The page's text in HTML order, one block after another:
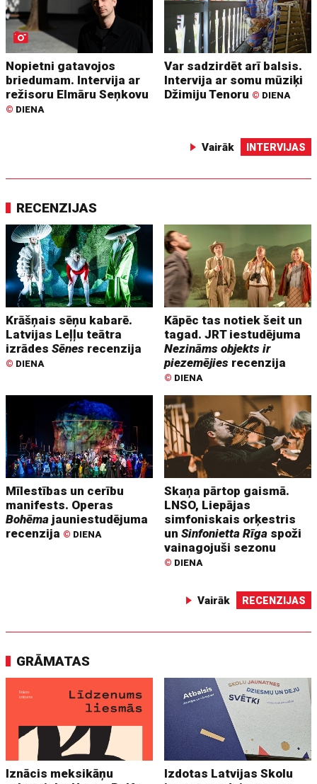
Nopietni gatavojos
briedumam. Intervija ar
režisoru Elmāru Seņkovu
© DIENA
Var sadzirdēt arī balsis.
Intervija ar somu mūziķi
Džimiju Tenoru © DIENA
Vairāk INTERVIJAS
RECENZIJAS
Krāšņais sēņu kabarē.
Latvijas Leļļu teātra
izrādesSēnes recenzija
© DIENA
Kāpēc tas notiek šeit un
tagad. JRT iestudējuma
Nezināms objekts ir
piezemējies recenzija
© DIENA
Mīlestības un cerību
manifests. Operas
Bohēma jauniestudējuma
recenzija © DIENA
Skaņa pārtop gaismā.
LNSO, Liepājas
simfoniskais orķestris
unSinfonietta Rīga spoži
vainagojuši sezonu
© DIENA
Vairāk RECENZIJAS
GRĀMATAS
Iznācis meksikāņu
Izdotas Latvijas Skolu